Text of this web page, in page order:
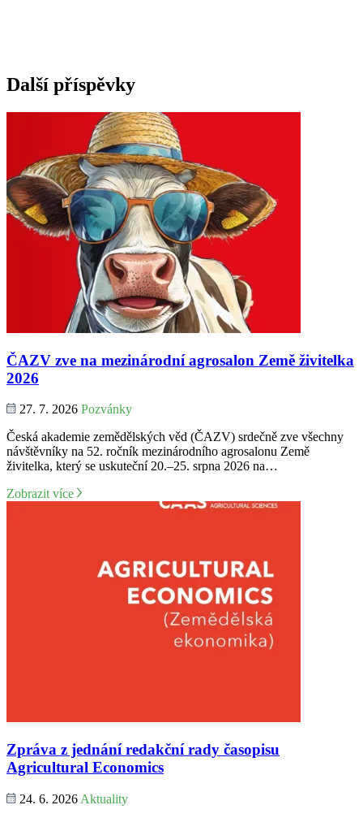
Další příspěvky
ČAZV zve na mezinárodní agrosalon Země živitelka
2026
27. 7. 2026 Pozvánky
Česká akademie zemědělských věd (ČAZV) srdečně zve všechny
návštěvníky na 52. ročník mezinárodního agrosalonu Země
živitelka, který se uskuteční 20.–25. srpna 2026 na…
Zobrazit více
Zpráva z jednání redakční rady časopisu
Agricultural Economics
24. 6. 2026 Aktuality